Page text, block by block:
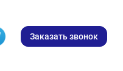
Заказать звонок